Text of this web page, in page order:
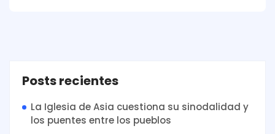
Posts recientes
La Iglesia de Asia cuestiona su sinodalidad y
los puentes entre los pueblos